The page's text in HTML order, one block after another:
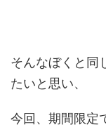
そんなぼくと同
たいと思い、
今回、期間限定